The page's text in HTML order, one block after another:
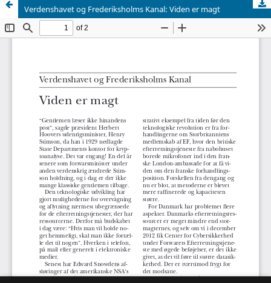
Verdenshavet og Frederiksholms Kanal: Viden er magt